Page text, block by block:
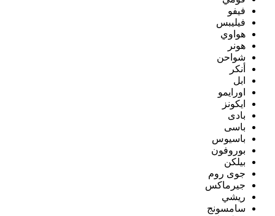
فيفو
فيليبس
هواوي
هونر
شواحن
أنكر
ابل
اورايمو
ايكونز
بادى
باسى
باسيوس
بوروفون
بيلكن
جوى روم
جيرماكس
ريشي
سامسونج